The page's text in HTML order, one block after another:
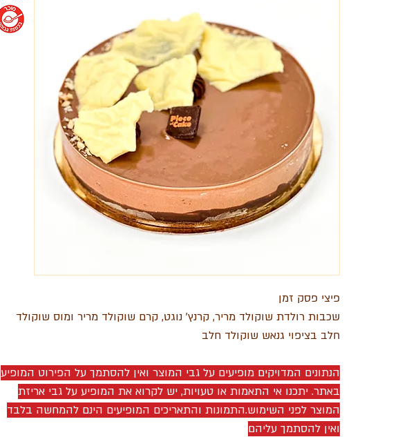
פיצי פסק זמן
שכבות רולדת שוקולד מריר, קרנץ’ נוגט, קרם שוקולד מריר ומוס שוקולד
חלב בציפוי גנאש שוקולד חלב
הנתונים המדויקים מופיעים על גבי המוצר ואין להסתמך על הפירוט המופיע
באתר. יתכנו אי התאמות או טעויות, יש לקרוא את המופיע על גבי אריזת
המוצר לפני השימוש.התמונות והתאריכים המופיעים הינם להמחשה בלבד
ואין להסתמך עליהם